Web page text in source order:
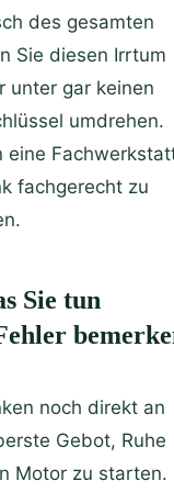
des gesamten
Sie diesen Irrtum
unter gar keinen
umdrehen.
eine
fachgerecht zu
Sie tun
noch direkt an
Gebot, Ruhe
Motor zu starten.